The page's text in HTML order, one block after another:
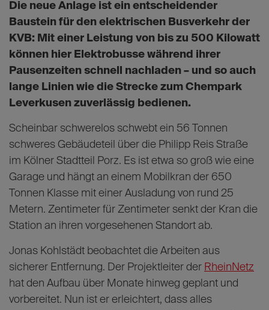
Die neue Anlage ist ein entscheidender
Baustein für den elektrischen Busverkehr der
KVB: Mit einer Leistung von bis zu 500 Kilowatt
können hier Elektrobusse während ihrer
Pausenzeiten schnell nachladen – und so auch
lange Linien wie die Strecke zum Chempark
Leverkusen zuverlässig bedienen.
Scheinbar schwerelos schwebt ein 56 Tonnen
schweres Gebäudeteil über die Philipp Reis Straße
im Kölner Stadtteil Porz. Es ist etwa so groß wie eine
Garage und hängt an einem Mobilkran der 650
Tonnen Klasse mit einer Ausladung von rund 25
Metern. Zentimeter für Zentimeter senkt der Kran die
Station an ihren vorgesehenen Standort ab.
Jonas Kohlstädt beobachtet die Arbeiten aus
sicherer Entfernung. Der Projektleiter der RheinNetz
hat den Aufbau über Monate hinweg geplant und
vorbereitet. Nun ist er erleichtert, dass alles